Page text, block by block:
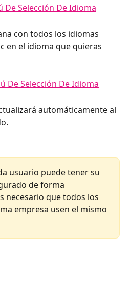
con todos los idiomas
en el idioma que quieras
automáticamente al
usuario puede tener su
de forma
necesario que todos los
empresa usen el mismo